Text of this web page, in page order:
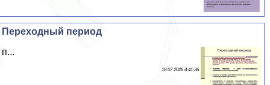
Переходный период
п...
18 07 2026 4:41:36